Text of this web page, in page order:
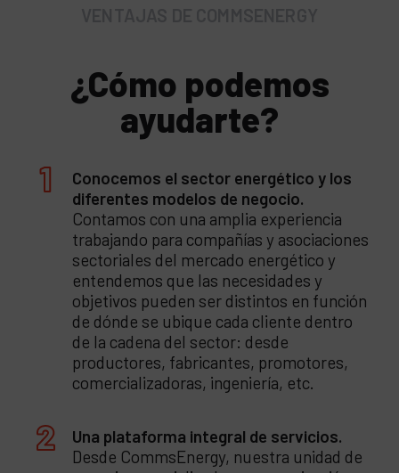
¿Cómo podemos
ayudarte?
Conocemos el sector energético y los
diferentes modelos de negocio.
Contamos con una amplia experiencia
trabajando para compañías y asociaciones
sectoriales del mercado energético y
entendemos que las necesidades y
objetivos pueden ser distintos en función
de dónde se ubique cada cliente dentro
de la cadena del sector: desde
productores, fabricantes, promotores,
comercializadoras, ingeniería, etc.
Una plataforma integral de servicios.
Desde CommsEnergy, nuestra unidad de